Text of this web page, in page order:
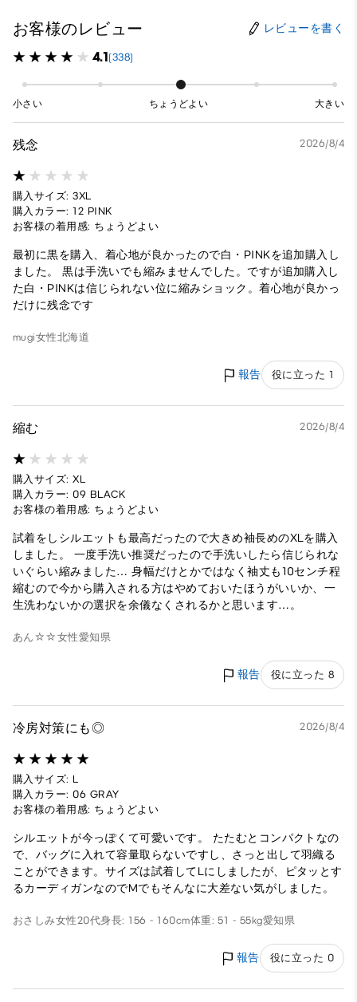
お客様のレビュー レビューを書く
4.1(338)
小さい ちょうどよい 大きい
残念 2026/8/4
購入サイズ: 3XL
購入カラー: 12 PINK
お客様の着用感: ちょうどよい
最初に黒を購入、着心地が良かったので白・PINKを追加購入し
ました。 黒は手洗いでも縮みませんでした。ですが追加購入し
た白・PINKは信じられない位に縮みショック。着心地が良かっ
だけに残念です
mugi女性北海道
報告 役に立った 1
縮む 2026/8/4
購入サイズ: XL
購入カラー: 09 BLACK
お客様の着用感: ちょうどよい
試着をしシルエットも最高だったので大きめ袖長めのXLを購入
しました。 一度手洗い推奨だったので手洗いしたら信じられな
いぐらい縮みました… 身幅だけとかではなく袖丈も10センチ程
縮むので今から購入される方はやめておいたほうがいいか、一
生洗わないかの選択を余儀なくされるかと思います…。
あん☆☆ 女性愛知県
報告 役に立った 8
冷房対策にも◎ 2026/8/4
購入サイズ: L
購入カラー: 06 GRAY
お客様の着用感: ちょうどよい
シルエットが今っぽくて可愛いです。 たたむとコンパクトなの
で、バッグに入れて容量取らないですし、さっと出して羽織る
ことができます。サイズは試着してLにしましたが、ピタッとす
るカーディガンなのでMでもそんなに大差ない気がしました。
おさしみ女性20代身長: 156 - 160cm体重: 51 - 55kg愛知県
報告 役に立った 0